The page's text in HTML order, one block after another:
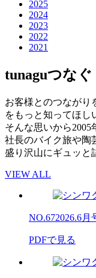
2025
2024
2023
2022
2021
tunaguつなぐ
お客様とのつながり
をもっと知ってほし
そんな思いから2005
社長のバイク旅や陶
盛り沢山にギュッと
VIEW ALL
NO.672026.6月
PDFで見る